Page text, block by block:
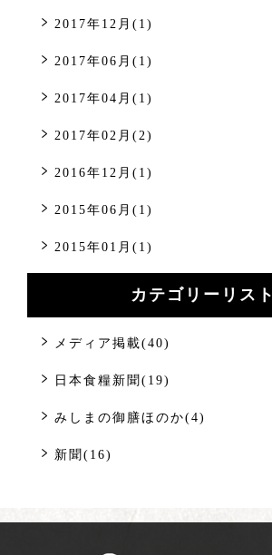
2017年12月(1)
2017年06月(1)
2017年04月(1)
2017年02月(2)
2016年12月(1)
2015年06月(1)
2015年01月(1)
カテゴリーリスト
メディア掲載(40)
日本食糧新聞(19)
みしまの御膳ほのか(4)
新聞(16)